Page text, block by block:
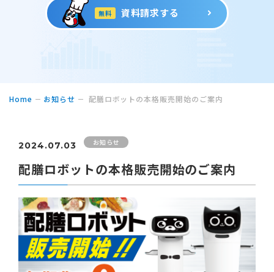
無料 資料請求する
Home お知らせ 配膳ロボットの本格販売開始のご案内
2024.07.03 お知らせ
配膳ロボットの本格販売開始のご案内